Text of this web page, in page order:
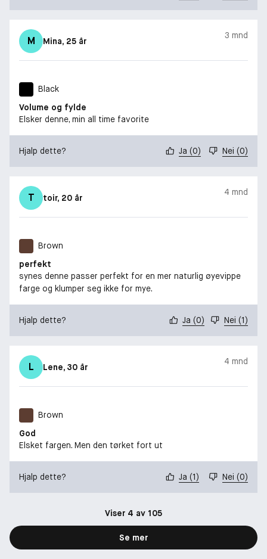
M Mina, 25 år
3 mnd
Black
Volume og fylde
Elsker denne, min all time favorite
Hjalp dette? Ja (0) Nei (0)
T toir, 20 år
4 mnd
Brown
perfekt
synes denne passer perfekt for en mer naturlig øyevippe
farge og klumper seg ikke for mye.
Hjalp dette? Ja (0) Nei (1)
L Lene, 30 år
4 mnd
Brown
God
Elsket fargen. Men den tørket fort ut
Hjalp dette? Ja (1) Nei (0)
Viser 4 av 105
Se mer